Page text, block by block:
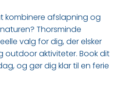
kombinere afslapning og
Thorsminde
valg for dig, der elsker
outdoor aktiviteter. Book dit
og gør dig klar til en ferie